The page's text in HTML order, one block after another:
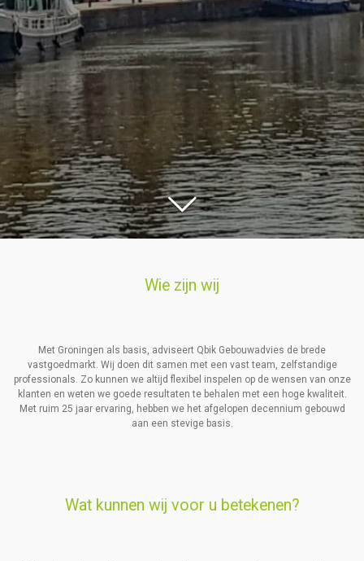
Wie zijn wij
Met Groningen als basis, adviseert Qbik Gebouwadvies de brede
vastgoedmarkt. Wij doen dit samen met een vast team, zelfstandige
professionals. Zo kunnen we altijd flexibel inspelen op de wensen van onze
klanten en weten we goede resultaten te behalen met een hoge kwaliteit.
Met ruim 25 jaar ervaring, hebben we het afgelopen decennium gebouwd
aan een stevige basis.
Wat kunnen wij voor u betekenen?